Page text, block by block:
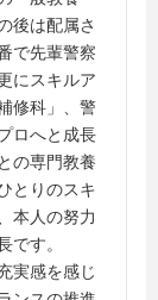
後は配属さ
で先輩警察
にスキルア
修科」、警
ロへと成長
の専門教養
とりのスキ
本人の努力
です。
実感を感じ